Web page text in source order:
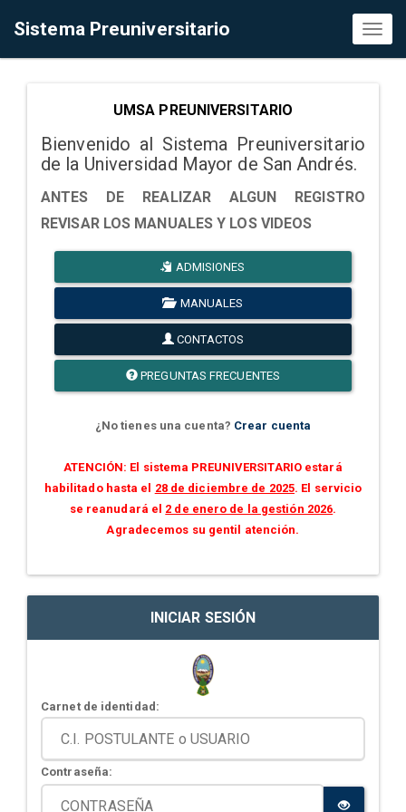
Sistema Preuniversitario
UMSA PREUNIVERSITARIO
Bienvenido al Sistema Preuniversitario
de la Universidad Mayor de San Andrés.
ANTES DE REALIZAR ALGUN REGISTRO
REVISAR LOS MANUALES Y LOS VIDEOS
ADMISIONES
MANUALES
CONTACTOS
PREGUNTAS FRECUENTES
¿No tienes una cuenta? Crear cuenta
ATENCIÓN: El sistema PREUNIVERSITARIO estará
habilitado hasta el 28 de diciembre de 2025. El servicio
se reanudará el 2 de enero de la gestión 2026.
Agradecemos su gentil atención.
INICIAR SESIÓN
Carnet de identidad:
Contraseña: